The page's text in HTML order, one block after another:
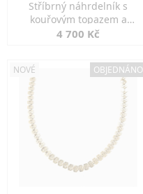
Stříbrný náhrdelník s
kouřovým topazem a
markazity
4 700 Kč
NOVÉ OBJEDNÁNO